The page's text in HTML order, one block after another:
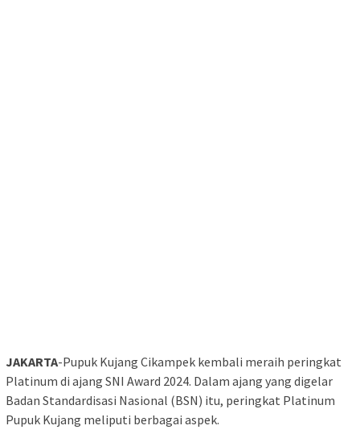
JAKARTA-Pupuk Kujang Cikampek kembali meraih peringkat
Platinum di ajang SNI Award 2024. Dalam ajang yang digelar
Badan Standardisasi Nasional (BSN) itu, peringkat Platinum
Pupuk Kujang meliputi berbagai aspek.